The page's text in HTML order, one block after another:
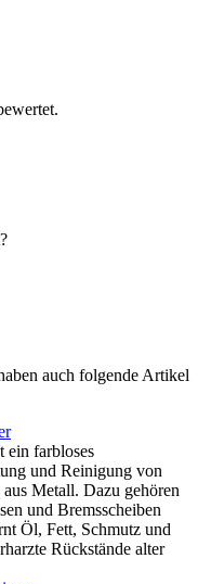
auch folgende Artikel
ein farbloses
und Reinigung von
Metall. Dazu gehören
und Bremsscheiben
Öl, Fett, Schmutz und
Rückstände alter